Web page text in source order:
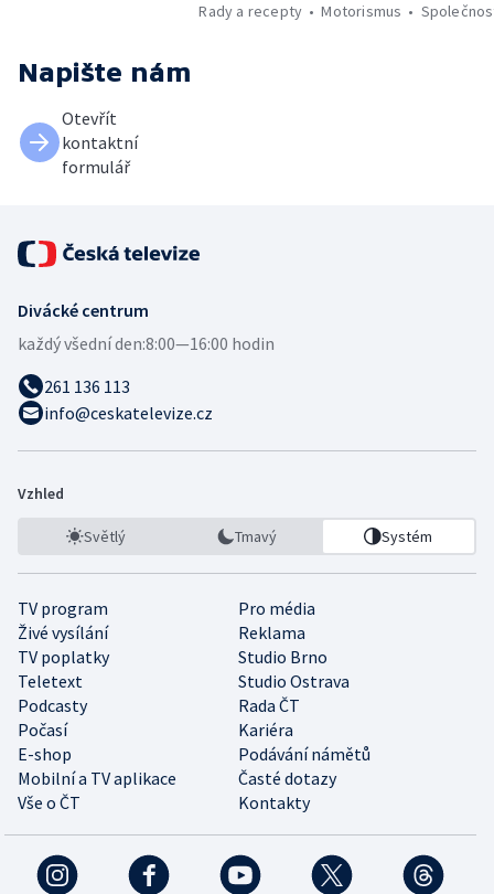
Rady a recepty
Motorismus
Napište nám
Otevřít
kontaktní
formulář
Divácké centrum
každý všední den:8:00—16:00 hodin
261 136 113
info@ceskatelevize.cz
Vzhled
Světlý Tmavý Systém
TV program
Pro média
Živé vysílání
Reklama
TV poplatky
Studio Brno
Teletext
Studio Ostrava
Podcasty
Rada ČT
Počasí
Kariéra
E-shop
Podávání námětů
Mobilní a TV aplikace
Časté dotazy
Vše o ČT
Kontakty